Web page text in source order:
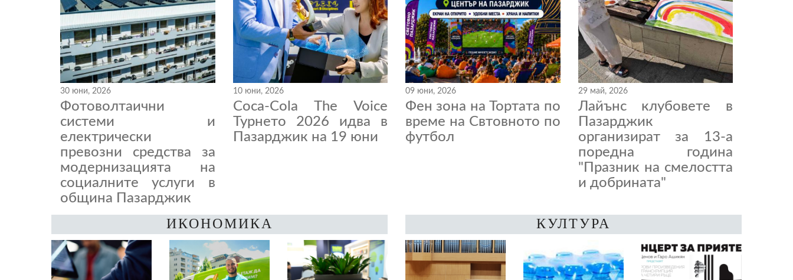
30 юни, 2026
Фотоволтаични
системи и
електрически
превозни средства за
модернизацията на
социалните услуги в
община Пазарджик
10 юни, 2026
Coca-Cola The Voice
Турнето 2026 идва в
Пазарджик на 19 юни
09 юни, 2026
Фен зона на Тортата по
време на Свтовното по
футбол
29 май, 2026
Лайънс клубовете в
Пазарджик
организират за 13-а
поредна година
"Празник на смелостта
и добрината"
ИКОНОМИКА КУЛТУРА